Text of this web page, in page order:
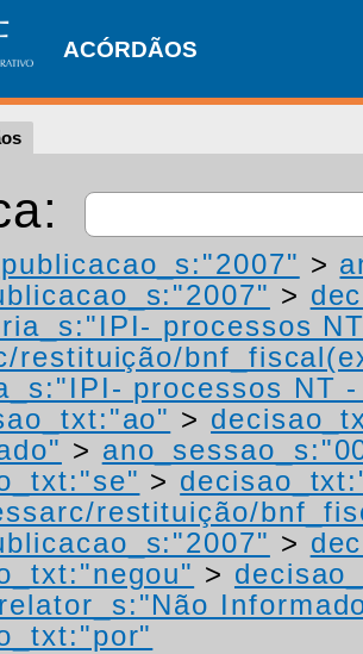
ACÓRDÃOS
>
>
processos
restituição/
processos NT
>
>
>
restituição/
>
>